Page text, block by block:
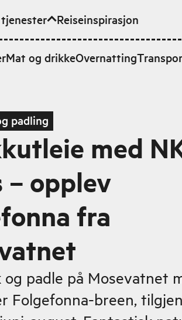
Mat og drikkeOvernatting
Reiseinspirasjon
padling
med
– opplev
fra
og padle på Mosevatnet
Folgefonna-breen,